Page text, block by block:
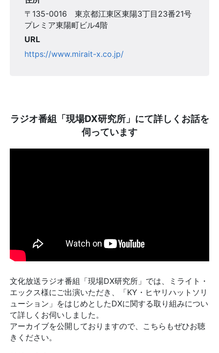
〒135-0016 東京都江東区東陽3丁目23番21号
プレミア東陽町ビル4階
URL
https://www.mirait-x.co.jp/
ラジオ番組「現場DX研究所」にて詳しくお話を
伺っています
文化放送ラジオ番組「現場DX研究所」では、ミライト・
エックス様にご出演いただき、「KY・ヒヤリハットソリ
ューション」をはじめとしたDXに関する取り組みについ
て詳しくお伺いしました。
アーカイブを公開しておりますので、こちらもぜひお聴
きください。